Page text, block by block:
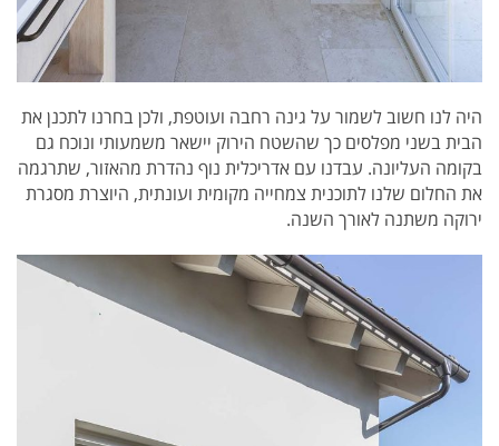
היה לנו חשוב לשמור על גינה רחבה ועוטפת, ולכן בחרנו לתכנן את
הבית בשני מפלסים כך שהשטח הירוק יישאר משמעותי ונוכח גם
בקומה העליונה. עבדנו עם אדריכלית נוף נהדרת מהאזור, שתרגמה
את החלום שלנו לתוכנית צמחייה מקומית ועונתית, היוצרת מסגרת
ירוקה משתנה לאורך השנה.